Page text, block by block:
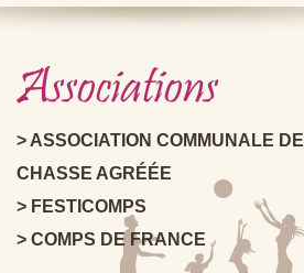
Associations
ASSOCIATION COMMUNALE DE
CHASSE AGRÉÉE
FESTICOMPS
COMPS DE FRANCE